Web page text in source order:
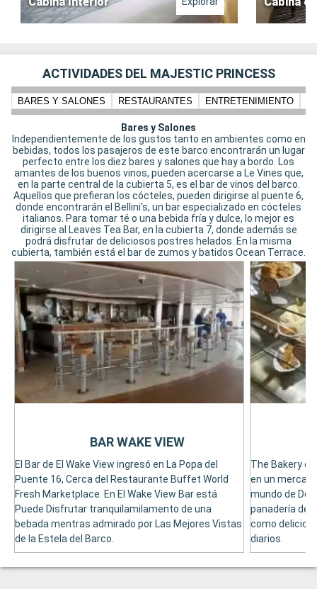
ACTIVIDADES DEL MAJESTIC PRINCESS
BARES Y SALONES RESTAURANTES ENTRETENIMIENTO
Bares y Salones
Independientemente de los gustos tanto en ambientes como en
bebidas, todos los pasajeros de este barco encontrarán un lugar
perfecto entre los diez bares y salones que hay a bordo. Los
amantes de los buenos vinos, pueden acercarse a Le Vines que,
en la parte central de la cubierta 5, es el bar de vinos del barco.
Aquellos que prefieran los cócteles, pueden dirigirse al puente 6,
donde encontrarán el Bellini's, un bar especializado en cócteles
italianos. Para tomar té o una bebida fría y dulce, lo mejor es
dirigirse al Leaves Tea Bar, en la cubierta 7, donde además se
podrá disfrutar de deliciosos postres helados. En la misma
cubierta, también está el bar de zumos y batidos Ocean Terrace.
El Bar de El Wake View ingresó en La Popa del
Puente 16, Cerca del Restaurante Buffet World
Fresh Marketplace. En El Wake View Bar está
Puede Disfrutar tranquilamilamento de una
bebada mentras admirado por Las Mejores Vistas
de la Estela del Barco.
BAR WAKE VIEW
The Bakery
en un
mundo de Del
panadería de
como
diarios.